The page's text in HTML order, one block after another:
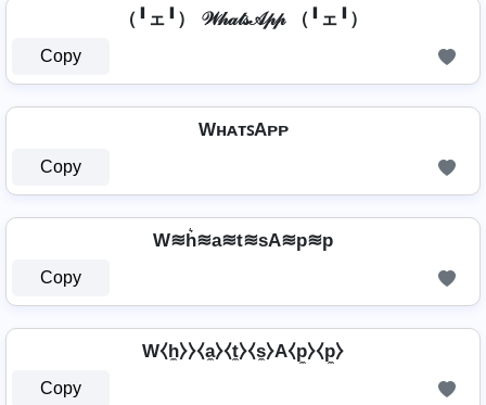
（╹ェ╹） 𝒲𝒽𝒶𝓉𝓈𝒜𝓅𝓅 （╹ェ╹）
Copy
WʜᴀᴛꜱAᴘᴘ
Copy
W≋h͛≋a≋t≋sA≋p≋p
Copy
W⧼h̼⧽⧽⧼a̼⧽⧼t̼⧽⧼s̼⧽A⧼p̼⧽⧼p̼⧽
Copy